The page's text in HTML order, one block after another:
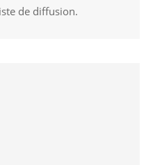
de diffusion.